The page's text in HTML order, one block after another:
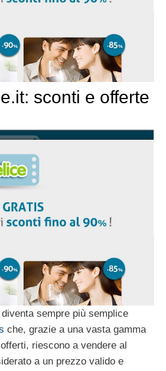
sconti e offerte
sempre più semplice
che, grazie a una vasta gamma
riescono a vendere al
a un prezzo valido e